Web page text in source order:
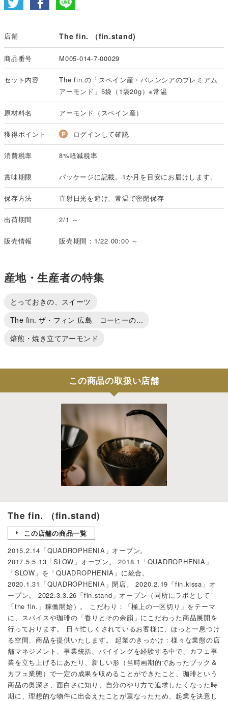
店舗 The fin. （fin.stand)
商品番号 M005-014-7-00029
セット内容
The fin.の「スペイン産・バレンシアのプレミアム
アーモンド」5袋（1袋20g）※常温
原材料名 アーモンド（スペイン産）
獲得ポイント ログインして確認
消費税率 8%軽減税率
賞味期限 パッケージに記載。1か月を目安にお届けします。
保存方法 直射日光を避け、常温で密閉保存
出荷期間 2/1 ～
販売情報 販売期間：1/22 00:00 ～
産地・生産者の特集
とっておきの、スイーツ
The fin. ザ・フィン 広島 コーヒーの...
焙煎・焼き立てアーモンド
この商品の取扱い店舗
The fin. （fin.stand)
この店舗の商品一覧
2015.2.14「QUADROPHENIA」オープン。
2017.5.5.13「SLOW」オープン。 2018.1「QUADROPHENIA」
「SLOW」を「QUADROPHENIA」に統合。
2020.1.31「QUADROPHENIA」閉店。 2020.2.19「fin.kissa」オ
ープン。 2022.3.3.26「fin.stand」オープン（同所にラボとして
「the fin.」稼働開始）。 こだわり：「極上の一区切り」をテーマ
に、スパイスや珈琲の「香りとその余韻」にこだわった商品展開を
行っております。 日々忙しくされているお客様に、ほっと一息つけ
る空間、商品を提供いたします。 起業のきっかけ：様々な業態の店
舗マネジメント、事業統括、バイイングを経験する中で、カフェ事
業を立ち上げるにあたり、新しい形（当時画期的であったブック＆
カフェ業態）で一定の成果を収めることができたこと、珈琲という
商品の奥深さ、面白さに知り、自分のやり方で追求したくなった時
期に、理想的な物件に出会えたことが重なったため、起業を決意し